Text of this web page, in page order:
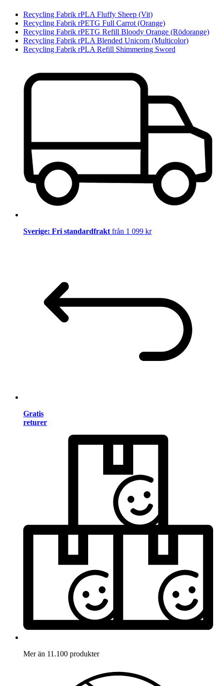
Recycling Fabrik rPLA Fluffy Sheep (Vit)
Recycling Fabrik rPETG Full Carrot (Orange)
Recycling Fabrik rPETG Refill Bloody Orange (Rödorange)
Recycling Fabrik rPLA Blended Unicorn (Multicolor)
Recycling Fabrik rPLA Refill Shimmering Sword
Sverige: Fri standardfraktfrån 1 099 kr
Gratis
returer
Mer än 11.100 produkter